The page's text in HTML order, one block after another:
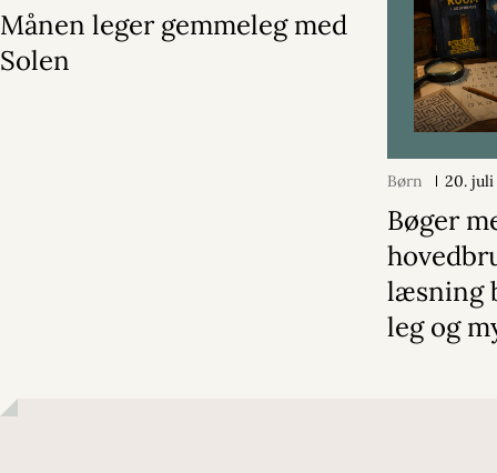
Månen leger gemmeleg med
Solen
Børn 20.
Bøger
læsning
leg og